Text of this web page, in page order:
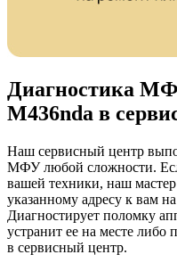
Диагностика
M436nda в
Наш сервисный центр
МФУ любой сложности.
вашей техники, наш
указанному адресу к вам
Диагностирует поломку
устранит ее на месте либо
в сервисный центр.